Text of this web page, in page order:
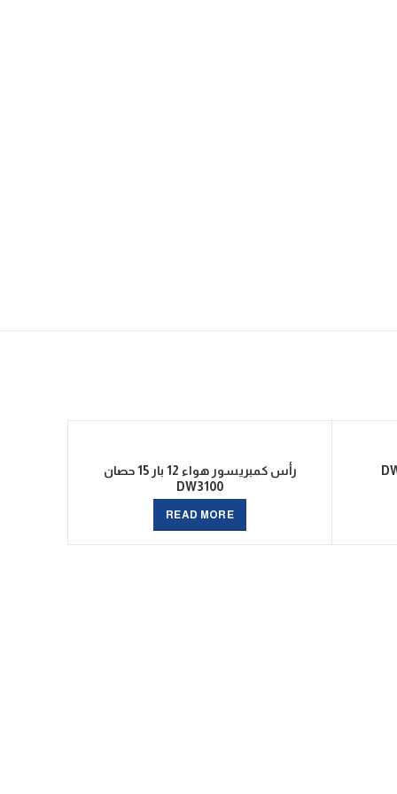
رأس كمبريسور هواء 12 بار 15 حصان
DW3100
READ MORE